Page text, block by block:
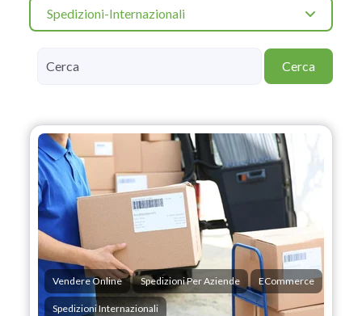
Spedizioni-Internazionali
Cerca
Vendere Online Spedizioni Per Aziende ECommerce
Spedizioni Internazionali